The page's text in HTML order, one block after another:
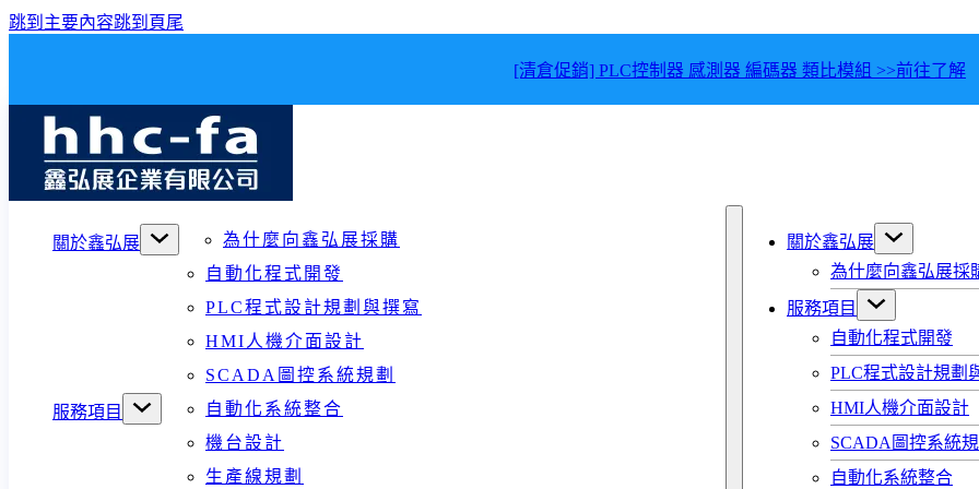
跳到主要內容跳到頁尾
[清倉促銷] PLC控制器 感測器 編碼器 類比模組 >>前往了解
關於鑫弘展 為什麼向鑫弘展採購
服務項目
自動化程式開發
PLC程式設計規劃與撰寫
HMI人機介面設計
SCADA圖控系統規劃
自動化系統整合
機台設計
生產線規劃
關於鑫弘展
為什麼向鑫弘展採
服務項目
自動化程式開發
PLC程式設計規劃
HMI人機介面設計
SCADA圖控系統規
自動化系統整合